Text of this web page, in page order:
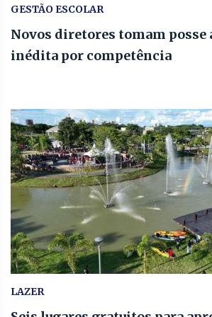
GESTÃO ESCOLAR
Novos diretores tomam posse
inédita por competência
LAZER